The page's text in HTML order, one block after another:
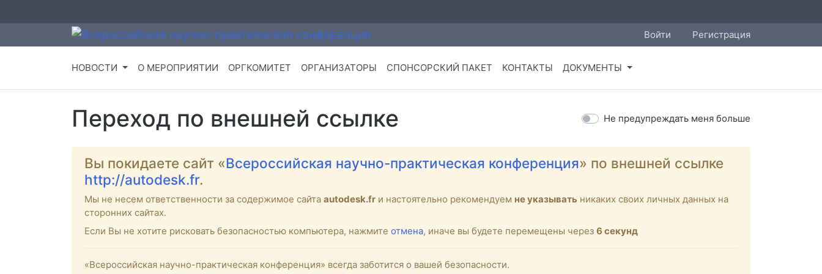
Войти Регистрация
НОВОСТИ О МЕРОПРИЯТИИ ОРГКОМИТЕТ ОРГАНИЗАТОРЫ СПОНСОРСКИЙ ПАКЕТ КОНТАКТЫ ДОКУМЕНТЫ
Переход по внешней ссылке Не предупреждать меня больше
Вы покидаете сайт «Всероссийская научно-практическая конференция» по внешней ссылке
http://autodesk.fr.
Мы не несем ответственности за содержимое сайта autodesk.fr и настоятельно рекомендуем не указывать никаких своих личных данных на
сторонних сайтах.
Если Вы не хотите рисковать безопасностью компьютера, нажмите отмена, иначе вы будете перемещены через 6 секунд
«Всероссийская научно-практическая конференция» всегда заботится о вашей безопасности.